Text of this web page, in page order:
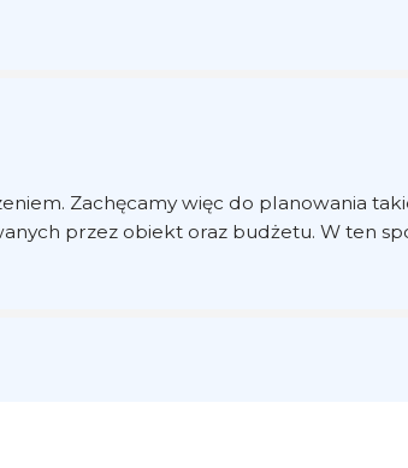
Zachęcamy więc do planowania
przez obiekt oraz budżetu. W ten